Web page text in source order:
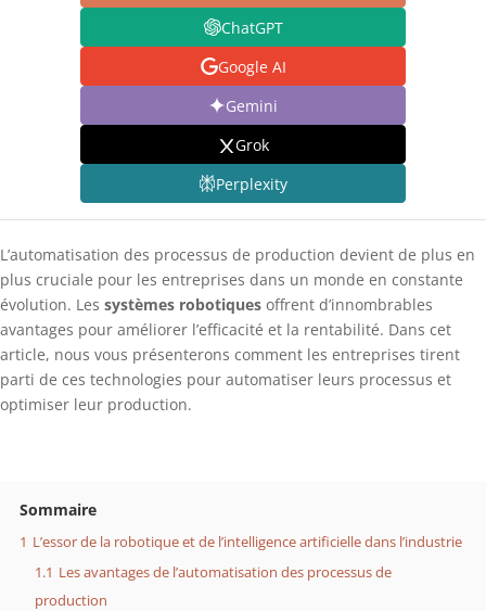
ChatGPT
Google AI
Gemini
Grok
Perplexity
L’automatisation des processus de production devient de plus en
plus cruciale pour les entreprises dans un monde en constante
évolution. Les systèmes robotiques offrent d’innombrables
avantages pour améliorer l’efficacité et la rentabilité. Dans cet
article, nous vous présenterons comment les entreprises tirent
parti de ces technologies pour automatiser leurs processus et
optimiser leur production.
Sommaire
1 L’essor de la robotique et de l’intelligence artificielle dans l’industrie
1.1 Les avantages de l’automatisation des processus de
production